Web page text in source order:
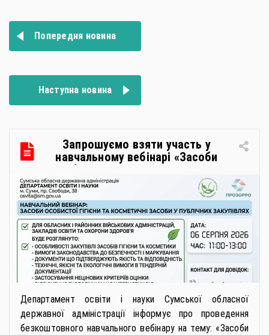
Навігація
записів
Попередня новина
Наступна новина
Запрошуємо взяти участь у
навчальному вебінарі «Засоби
особистої гігієни та косметичні
засоби у публічних закупівлях: як
сформувати вимоги та обрати
безпечну і якісну продукцію»
Департамент освіти і науки Сумської обласної
державної адміністрації інформує про проведення
безкоштовного навчального вебінару на тему: «Засоби